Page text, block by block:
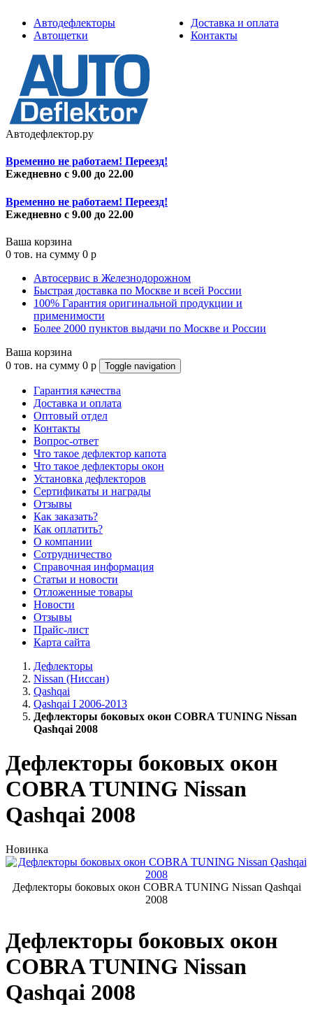
Автодефлекторы
Автощетки
Доставка и оплата
Контакты
Автодефлектор.ру
Временно не работаем! Переезд!
Ежедневно с 9.00 до 22.00
Временно не работаем! Переезд!
Ежедневно с 9.00 до 22.00
Ваша корзина
0 тов. на сумму 0 p
Автосервис в Железнодорожном
Быстрая доставка по Москве и всей России
100% Гарантия оригинальной продукции и
применимости
Более 2000 пунктов выдачи по Москве и России
Ваша корзина
0 тов. на сумму 0 p Toggle navigation
Гарантия качества
Доставка и оплата
Оптовый отдел
Контакты
Вопрос-ответ
Что такое дефлектор капота
Что такое дефлекторы окон
Установка дефлекторов
Сертификаты и награды
Отзывы
Как заказать?
Как оплатить?
О компании
Сотрудничество
Справочная информация
Статьи и новости
Отложенные товары
Новости
Отзывы
Прайс-лист
Карта сайта
Дефлекторы
Nissan (Ниссан)
Qashqai
Qashqai I 2006-2013
Дефлекторы боковых окон COBRA TUNING Nissan
Qashqai 2008
Дефлекторы боковых окон
COBRA TUNING Nissan
Qashqai 2008
Новинка
Дефлекторы боковых окон COBRA TUNING Nissan Qashqai
2008
Дефлекторы боковых окон
COBRA TUNING Nissan
Qashqai 2008